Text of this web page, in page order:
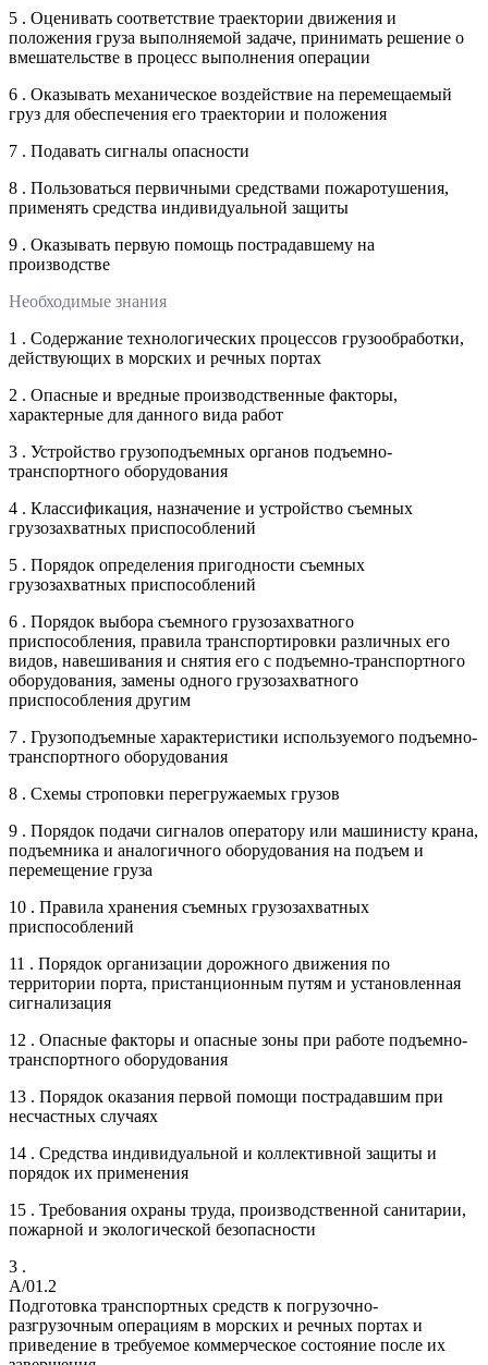
5 . Оценивать соответствие траектории движения и
положения груза выполняемой задаче, принимать решение о
вмешательстве в процесс выполнения операции
6 . Оказывать механическое воздействие на перемещаемый
груз для обеспечения его траектории и положения
7 . Подавать сигналы опасности
8 . Пользоваться первичными средствами пожаротушения,
применять средства индивидуальной защиты
9 . Оказывать первую помощь пострадавшему на
производстве
Необходимые знания
1 . Содержание технологических процессов грузообработки,
действующих в морских и речных портах
2 . Опасные и вредные производственные факторы,
характерные для данного вида работ
3 . Устройство грузоподъемных органов подъемно-
транспортного оборудования
4 . Классификация, назначение и устройство съемных
грузозахватных приспособлений
5 . Порядок определения пригодности съемных
грузозахватных приспособлений
6 . Порядок выбора съемного грузозахватного
приспособления, правила транспортировки различных его
видов, навешивания и снятия его с подъемно-транспортного
оборудования, замены одного грузозахватного
приспособления другим
7 . Грузоподъемные характеристики используемого подъемно-
транспортного оборудования
8 . Схемы строповки перегружаемых грузов
9 . Порядок подачи сигналов оператору или машинисту крана,
подъемника и аналогичного оборудования на подъем и
перемещение груза
10 . Правила хранения съемных грузозахватных
приспособлений
11 . Порядок организации дорожного движения по
территории порта, пристанционным путям и установленная
сигнализация
12 . Опасные факторы и опасные зоны при работе подъемно-
транспортного оборудования
13 . Порядок оказания первой помощи пострадавшим при
несчастных случаях
14 . Средства индивидуальной и коллективной защиты и
порядок их применения
15 . Требования охраны труда, производственной санитарии,
пожарной и экологической безопасности
3 .
A/01.2
Подготовка транспортных средств к погрузочно-
разгрузочным операциям в морских и речных портах и
приведение в требуемое коммерческое состояние после их